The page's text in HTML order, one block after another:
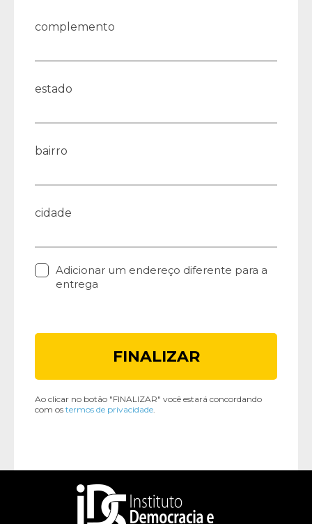
complemento
estado
bairro
cidade
Adicionar um endereço diferente para a
entrega
Ao clicar no botão "FINALIZAR" você estará concordando
com os termos de privacidade.